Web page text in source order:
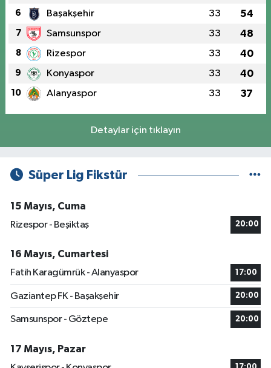
6 Başakşehir 33 54
7 Samsunspor 33 48
8 Rizespor 33 40
9 Konyaspor 33 40
10 Alanyaspor 33 37
Detaylar için tıklayın
Süper Lig Fikstür
15 Mayıs, Cuma
Rizespor - Beşiktaş
20:00
16 Mayıs, Cumartesi
Fatih Karagümrük - Alanyaspor
17:00
Gaziantep FK - Başakşehir 20:00
Samsunspor - Göztepe 20:00
17 Mayıs, Pazar